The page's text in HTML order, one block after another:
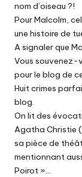
nom d’oiseau ?!
Pour Malcolm,
une histoire de
A signaler que
Vous souvenez-
pour le blog de
Huit crimes
blog.
On lit des
Agatha Christie
sa pièce de
mentionnant
Poirot »…